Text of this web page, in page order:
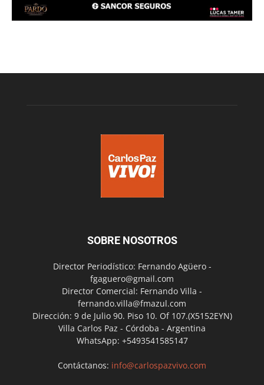
SOBRE NOSOTROS
Director Periodístico: Fernando Agüero -
fgaguero@gmail.com
Director Comercial: Fernando Villa -
fernando.villa@fmazul.com
Dirección: 9 de Julio 90. Piso 10. Of 107.(X5152EYN)
Villa Carlos Paz - Córdoba - Argentina
WhatsApp: +5493541585147
Contáctanos: info@carlospazvivo.com